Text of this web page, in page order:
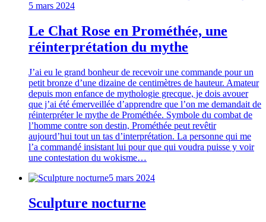
5 mars 2024
Le Chat Rose en Prométhée, une
réinterprétation du mythe
J’ai eu le grand bonheur de recevoir une commande pour un
petit bronze d’une dizaine de centimètres de hauteur. Amateur
depuis mon enfance de mythologie grecque, je dois avouer
que j’ai été émerveillée d’apprendre que l’on me demandait de
réinterpréter le mythe de Prométhée. Symbole du combat de
l’homme contre son destin, Prométhée peut revêtir
aujourd’hui tout un tas d’interprétation. La personne qui me
l’a commandé insistant lui pour que qui voudra puisse y voir
une contestation du wokisme…
5 mars 2024
Sculpture nocturne